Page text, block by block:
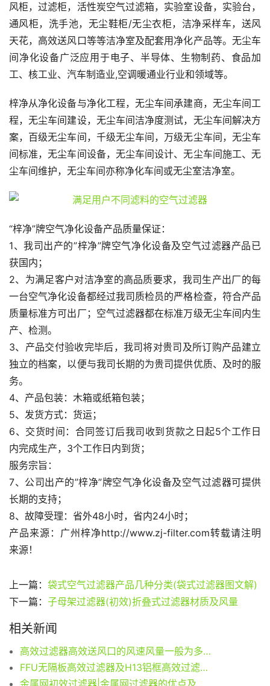
风柜，过滤柜，活性炭空气过滤箱，实验室设备，实验台，
通风柜，洗手池，无尘鞋柜/无尘衣柜，洁净采样车，送风
天花，高效送风口等等洁净室及配套用净化产品等。无尘车
间净化设备广泛应用于电子、半导体、生物制药、食品加
工、核工业、汽车制造业,空调暖通业行业和领域等。
梓净从净化设备与净化工程，无尘车间承建商，无尘车间工
程，无尘车间建设，无尘车间洁净度测试，无尘车间解决方
案，百级无尘车间，千级无尘车间，万级无尘车间，无尘车
间标准，无尘车间设备，无尘车间设计、无尘车间施工、无
尘车间维护，无尘车间亦称净化车间或无尘室洁净室。
“梓净”牌空气净化设备产品质量保证：
1、我司出产的”梓净”牌空气净化设备及空气过滤器产品已
获国内；
2、为满足客户对洁净室的高品质要求，我司生产出厂的每
一台空气净化设备都经过我司质检员的严格检查，符合产品
质量标准方可出厂；空气过滤器都在标准万级无尘车间内生
产、检测。
3、产品交付验收完毕后，我司将对贵司及所订购产品建立
独立的档案，以便与我司长期的为贵司提供优质、及时的服
务。
4、产品包装：木箱或纸箱包装；
5、发货方式：货运；
6、交货时间：合同签订后我司收到货款之日起5个工作日
内完成生产，3个工作日内到货；
服务宗旨：
7、公司出产的”梓净”牌空气净化设备及空气过滤器可提供
长期的支持；
8、故障受理：省外48小时，省内24小时；
产品来源：广州梓净http://www.zj-filter.com转载请注明
来源！
上一篇： 袋式空气过滤器产品几种分类(袋式过滤器图文解)
下一篇： 子母架过滤器(初效)折叠式过滤器材质及风量
相关新闻
高效过滤器高效送风口的风速风量一般为多少?
FFU无隔板高效过滤器及H13铝框高效过滤器常用规格尺寸